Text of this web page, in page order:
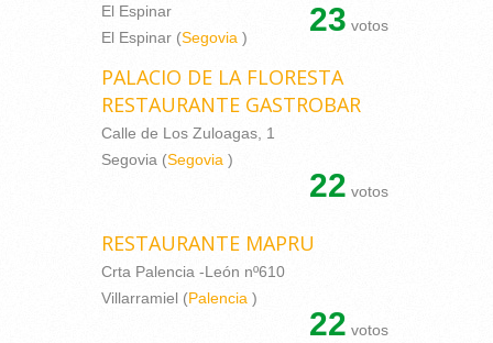
El Espinar
El Espinar (Segovia ) 23 votos
PALACIO DE LA FLORESTA
RESTAURANTE GASTROBAR
Calle de Los Zuloagas, 1
Segovia (Segovia )
22 votos
RESTAURANTE MAPRU
Crta Palencia -León nº610
Villarramiel (Palencia )
22 votos